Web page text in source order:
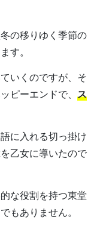
の移りゆく季節の
す。
いくのですが、そ
ピーエンドで、 ス
に入れる切っ掛け
乙女に導いたので
な役割を持つ東堂
もありません。